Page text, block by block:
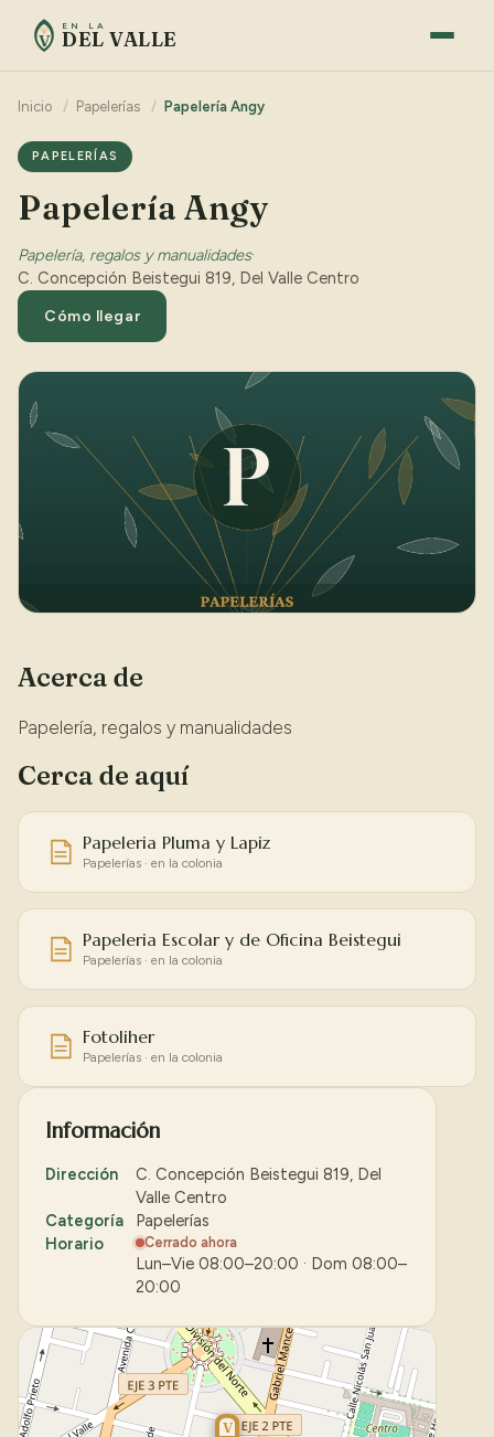
V
EN LA
DEL VALLE
Inicio / Papelerías / Papelería Angy
PAPELERÍAS
Papelería Angy
Papelería, regalos y manualidades·
C. Concepción Beistegui 819, Del Valle Centro
Cómo llegar
Acerca de
Papelería, regalos y manualidades
Cerca de aquí
Papeleria Pluma y Lapiz
Papelerías · en la colonia
Papeleria Escolar y de Oficina Beistegui
Papelerías · en la colonia
Fotoliher
Papelerías · en la colonia
Información
Dirección
C. Concepción Beistegui 819, Del
Valle Centro
Categoría
Papelerías
Horario
Cerrado ahora
Lun–Vie 08:00–20:00 · Dom 08:00–
20:00
V